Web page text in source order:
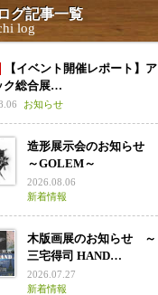
グ記事一覧
log
【イベント開催レポート】ア
ク総合展…
お知らせ
造形展示会のお知らせ
～GOLEM～
2026.08.06
新着情報
木版画展のお知らせ ～
三宅得司 HAND…
2026.07.27
新着情報